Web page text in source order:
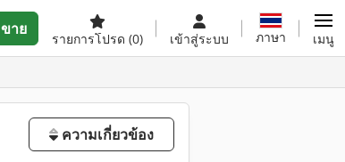
ขาย
รายการโปรด (0) เข้าสู่ระบบ ภาษา เมนู
ความเกี่ยวข้อง